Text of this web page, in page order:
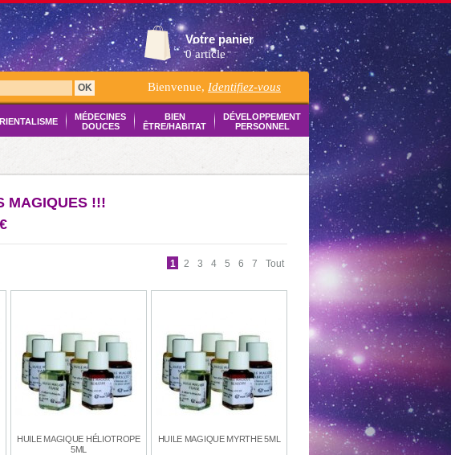
Votre panier
0 article
OK Bienvenue, Identifiez-vous
MÉDECINES
DOUCES
BIEN
ÊTRE/HABITAT
DÉVELOPPEMENT
PERSONNEL
MAGIQUES !!!
1 2 3 4 5 6 7 Tout
HUILE MAGIQUE HÉLIOTROPE
5ML
HUILE MAGIQUE MYRTHE 5ML